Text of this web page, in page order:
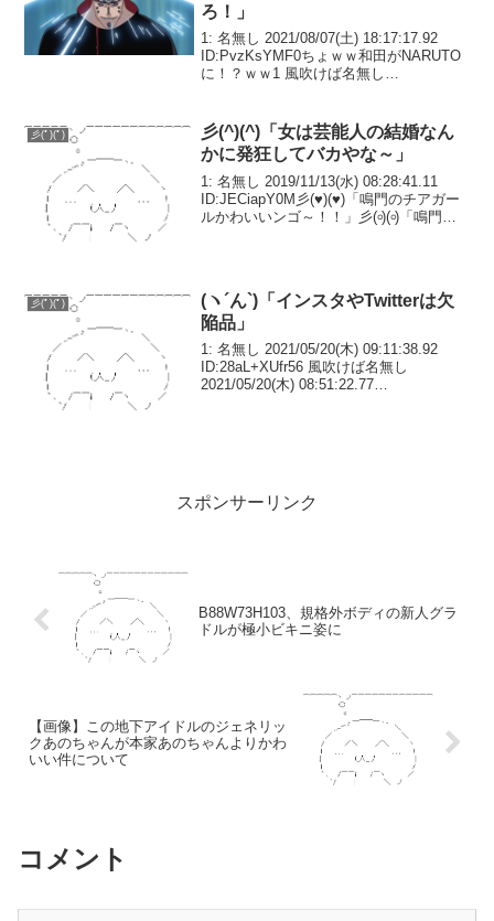
ろ！」
1: 名無し 2021/08/07(土) 18:17:17.92
ID:PvzKsYMF0ちょｗｗ和田がNARUTO
に！？ｗｗ1 風吹けば名無し
彡(ﾟ)(ﾟ)
彡(^)(^)「女は芸能人の結婚なん
かに発狂してバカやな～」
1: 名無し 2019/11/13(水) 08:28:41.11
ID:JECiapY0M彡(♥)(♥)「鳴門のチアガー
ルかわいいンゴ～！！」彡(৹)(৹)「鳴門の
彡(ﾟ)(ﾟ)
(ヽ´ん`)「インスタやTwitterは欠
陥品」
1: 名無し 2021/05/20(木) 09:11:38.92
ID:28aL+XUfr56 風吹けば名無し
2021/05/20(木) 08:51:22.77
スポンサーリンク
B88W73H103、規格外ボディの新人グラ
ドルが極小ビキニ姿に
【画像】この地下アイドルのジェネリッ
クあのちゃんが本家あのちゃんよりかわ
いい件について
コメント